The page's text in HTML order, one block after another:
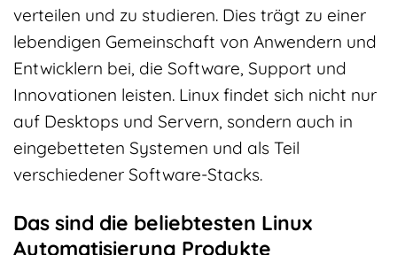
verteilen und zu studieren. Dies trägt zu einer
lebendigen Gemeinschaft von Anwendern und
Entwicklern bei, die Software, Support und
Innovationen leisten. Linux findet sich nicht nur
auf Desktops und Servern, sondern auch in
eingebetteten Systemen und als Teil
verschiedener Software-Stacks.
Das sind die beliebtesten Linux
Automatisierung Produkte